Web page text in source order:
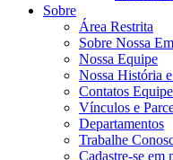
Sobre
Área Restrita
Sobre Nossa
Nossa Equipe
Nossa História
Contatos
Vínculos e
Departamentos
Trabalhe
Cadastre-se em